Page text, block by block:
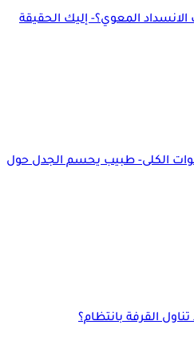
المعوي؟- إليك الحقيقة
الكلى- طبيب يحسم الجدل حول
القرفة بانتظام؟